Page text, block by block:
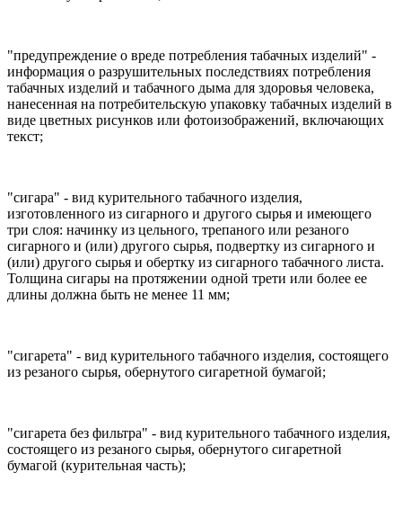
"предупреждение о вреде потребления табачных изделий" -
информация о разрушительных последствиях потребления
табачных изделий и табачного дыма для здоровья человека,
нанесенная на потребительскую упаковку табачных изделий в
виде цветных рисунков или фотоизображений, включающих
текст;
"сигара" - вид курительного табачного изделия,
изготовленного из сигарного и другого сырья и имеющего
три слоя: начинку из цельного, трепаного или резаного
сигарного и (или) другого сырья, подвертку из сигарного и
(или) другого сырья и обертку из сигарного табачного листа.
Толщина сигары на протяжении одной трети или более ее
длины должна быть не менее 11 мм;
"сигарета" - вид курительного табачного изделия, состоящего
из резаного сырья, обернутого сигаретной бумагой;
"сигарета без фильтра" - вид курительного табачного изделия,
состоящего из резаного сырья, обернутого сигаретной
бумагой (курительная часть);